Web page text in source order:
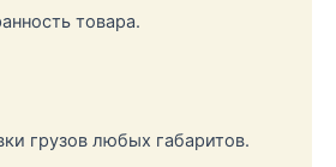
товара.
грузов любых габаритов.